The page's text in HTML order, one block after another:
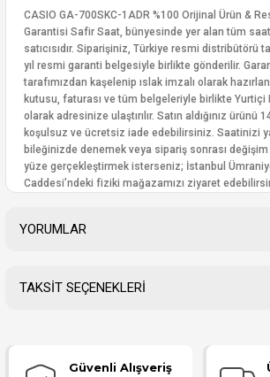
CASIO GA-700SKC-1ADR %100 Orijinal Ürün &
Garantisi Safir Saat, bünyesinde yer alan tüm saat
satıcısıdır. Siparişiniz, Türkiye resmi distribütörü
yıl resmi garanti belgesiyle birlikte gönderilir.
tarafımızdan kaşelenip ıslak imzalı olarak
kutusu, faturası ve tüm belgeleriyle birlikte Yurtiçi
olarak adresinize ulaştırılır. Satın aldığınız ürünü
koşulsuz ve ücretsiz iade edebilirsiniz. Saatinizi
bileğinizde denemek veya sipariş sonrası
yüze gerçekleştirmek isterseniz; İstanbul
Caddesi’ndeki fiziki mağazamızı ziyaret
YORUMLAR
Yorum Yaz
TAKSİT SEÇENEKLERİ
Güvenli Alışveriş